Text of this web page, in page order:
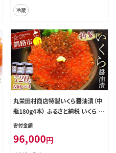
冷蔵
丸栄田村商店特製いくら醤油漬（中
瓶180g4本） ふるさと納税 いくら 魚
卵 F5F-0011
寄付金額
96,000円